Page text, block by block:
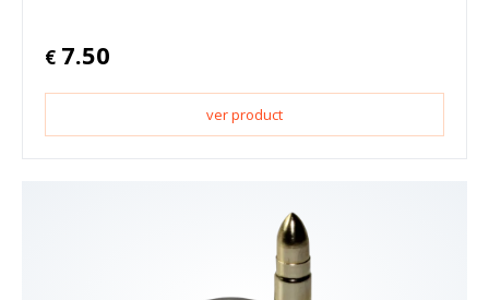
€ 7.50
ver product